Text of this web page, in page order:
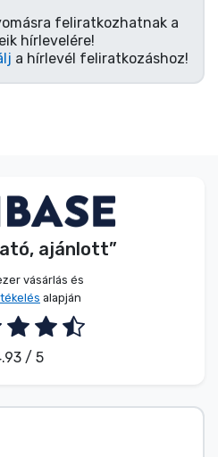
feliratkozhatnak a
hírlevelére!
a hírlevél feliratkozáshoz!
ajánlott”
vásárlás és
alapján
/ 5